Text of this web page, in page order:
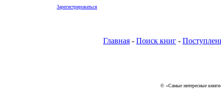
Зарегистрироваться
Главная - Поиск книг -
© «Самые интересные